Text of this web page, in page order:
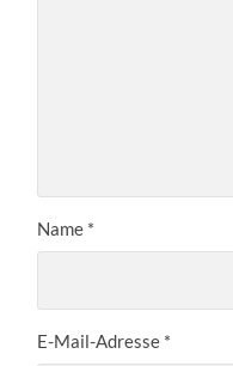
Name *
E-Mail-Adresse *